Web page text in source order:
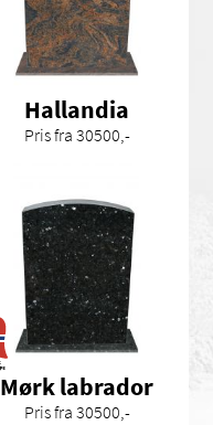
Hallandia
Pris fra 30500,-
Mørk labrador
Pris fra 30500,-